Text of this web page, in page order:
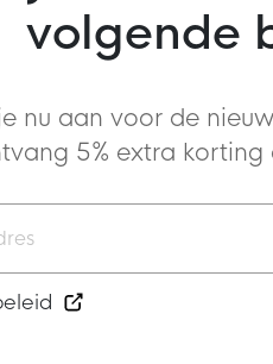
volgende
nu aan voor de
5% extra
Felrood Goud